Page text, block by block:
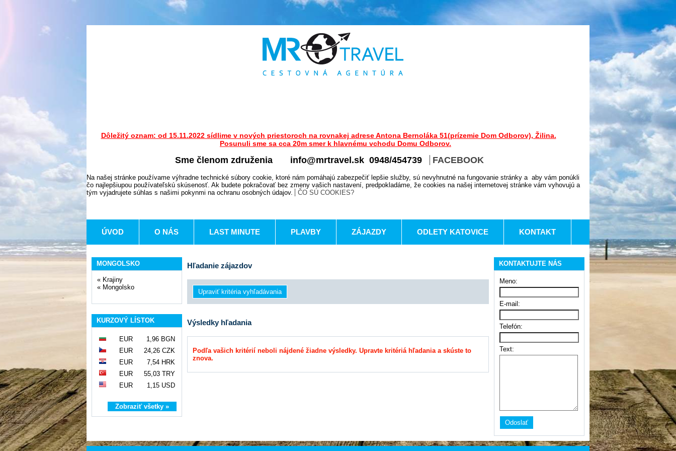
Dôležitý oznam: od 15.11.2022 sídlime v nových priestoroch na rovnakej adrese Antona Bernoláka 51(prízemie Dom Odborov), Žilina.
Posunuli sme sa cca 20m smer k hlavnému vchodu Domu Odborov.
Sme členom združenia info@mrtravel.sk 0948/454739 FACEBOOK
Na našej stránke používame výhradne technické súbory cookie, ktoré nám pomáhajú zabezpečiť lepšie služby, sú nevyhnutné na fungovanie stránky a aby vám ponúkli
čo najlepšiupou používateľskú skúsenosť. Ak budete pokračovať bez zmeny vašich nastavení, predpokladáme, že cookies na našej internetovej stránke vám vyhovujú a
tým vyjadrujete súhlas s našimi pokynmi na ochranu osobných údajov.
ČO SÚ COOKIES?
ÚVOD O NÁS LAST MINUTE PLAVBY ZÁJAZDY ODLETY KATOVICE KONTAKT
MONGOLSKO
« Krajiny
« Mongolsko
KURZOVÝ LÍSTOK
EUR
1,96 BGN
EUR
24,26 CZK
EUR
7,54 HRK
EUR
55,03 TRY
EUR
1,15 USD
Zobraziť všetky »
Hľadanie zájazdov
Výsledky hľadania
Podľa vašich kritérií neboli nájdené žiadne výsledky. Upravte kritériá hľadania a skúste to
znova.
KONTAKTUJTE NÁS
Meno:
E-mail:
Telefón:
Text: